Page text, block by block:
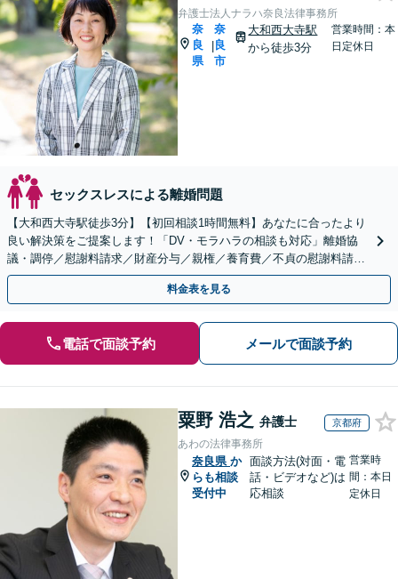
弁護士法人ナラハ奈良法律事務所
奈
良
県
|
奈
良
市
大和西大寺駅
から徒歩3分
営業時間：本
日定休日
セックスレスによる離婚問題
【大和西大寺駅徒歩3分】【初回相談1時間無料】あなたに合ったより
良い解決策をご提案します！「DV・モラハラの相談も対応」離婚協
議・調停／慰謝料請求／財産分与／親権／養育費／不貞の慰謝料請求
など【完全個室】【キッズスペース有り♪お子様連れ可】
料金表を見る
電話で面談予約 メールで面談予約
粟野 浩之 弁護士 京都府
あわの法律事務所
奈良県 か
らも相談
受付中
面談方法(対面・電
話・ビデオなど)は
応相談
営業時
間：本日
定休日